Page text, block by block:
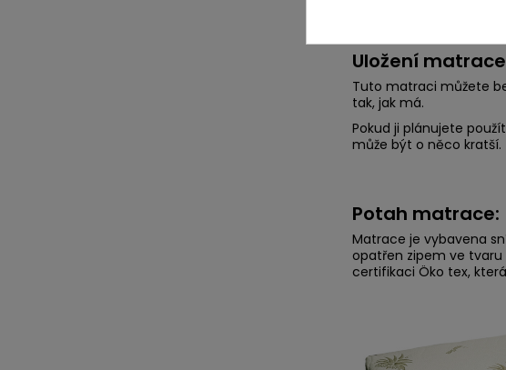
Uložení
Tuto matraci můžete
tak, jak má.
Pokud ji plánujete
může být o něco kratší.
Potah matrace:
Matrace je vybavena
opatřen zipem ve tvaru
certifikaci Öko tex,